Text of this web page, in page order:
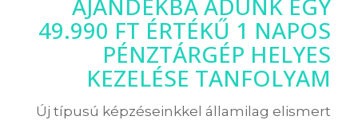
49.990 FT ÉRTÉKŰ 1 NAPOS
PÉNZTÁRGÉP HELYES
KEZELÉSE TANFOLYAM
Új típusú képzéseinkkel államilag elismert